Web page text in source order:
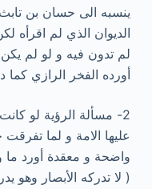
ينسبه الى حسان بن
الديوان الذي لم اقرأه
لم تدون فيه و لو لم
أورده الفخر الرازي
2- مسألة الرؤية لو
عليها الامة و لما
واضحة و معقدة أورد ما
( لا تدركه الأبصار وهو